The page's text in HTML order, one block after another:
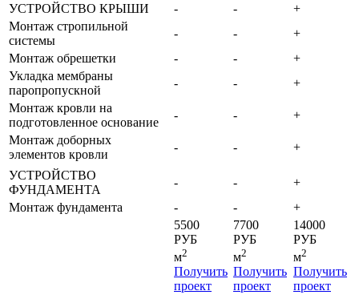
УСТРОЙСТВО КРЫШИ - -
+
Монтаж стропильной
системы
- -
+
Монтаж обрешетки
- -
+
Укладка мембраны
паропропускной
- -
+
Монтаж кровли на
подготовленное основание
- -
+
Монтаж доборных
элементов кровли
- - +
УСТРОЙСТВО
ФУНДАМЕНТА
- -
+
Монтаж фундамента
- -
+
5500
РУБ
м2
Получить
проект
7700
РУБ
м2
Получить
проект
14000
РУБ
м2
Получить
проект